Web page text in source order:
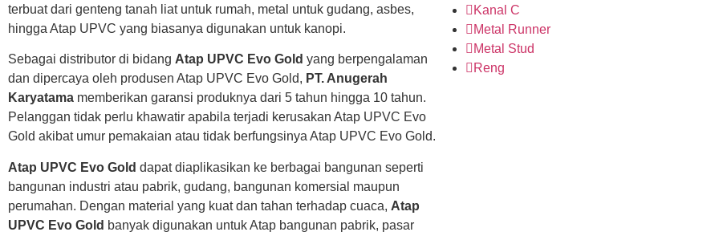
terbuat dari genteng tanah liat untuk rumah, metal untuk gudang, asbes,
hingga Atap UPVC yang biasanya digunakan untuk kanopi.
Sebagai distributor di bidang Atap UPVC Evo Gold yang berpengalaman
dan dipercaya oleh produsen Atap UPVC Evo Gold, PT. Anugerah
Karyatama memberikan garansi produknya dari 5 tahun hingga 10 tahun.
Pelanggan tidak perlu khawatir apabila terjadi kerusakan Atap UPVC Evo
Gold akibat umur pemakaian atau tidak berfungsinya Atap UPVC Evo Gold.
Atap UPVC Evo Gold dapat diaplikasikan ke berbagai bangunan seperti
bangunan industri atau pabrik, gudang, bangunan komersial maupun
perumahan. Dengan material yang kuat dan tahan terhadap cuaca, Atap
UPVC Evo Gold banyak digunakan untuk Atap bangunan pabrik, pasar
Kanal C
Metal Runner
Metal Stud
Reng